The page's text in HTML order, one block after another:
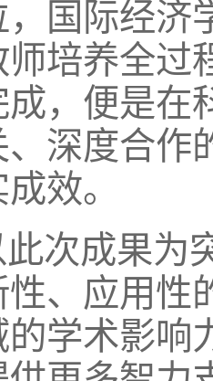
，国际经济
培养全过
，便是在
、深度合作
效。
次成果为
性、应用性
学术影响